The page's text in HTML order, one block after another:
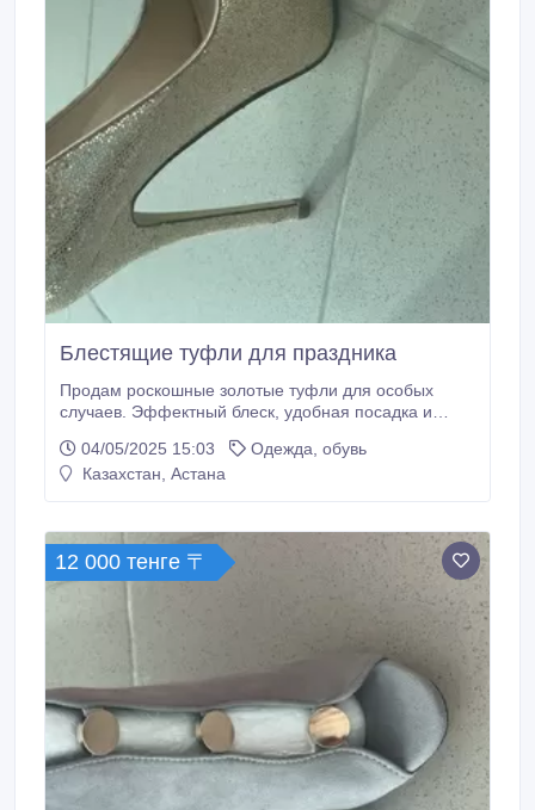
Блестящие туфли для праздника
Продам роскошные золотые туфли для особых
случаев. Эффектный блеск, удобная посадка и
Размер 36, 5.
04/05/2025 15:03
Одежда, обувь
Казахстан, Астана
12 000 тенге 〒